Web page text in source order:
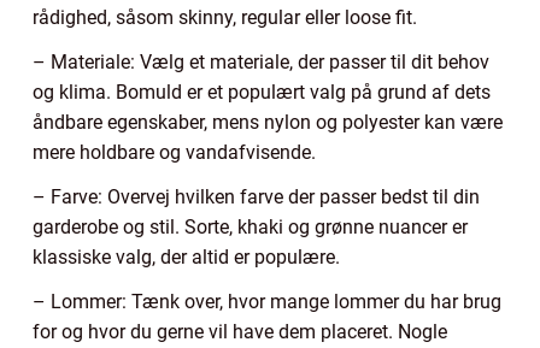
rådighed, såsom skinny, regular eller loose fit.
– Materiale: Vælg et materiale, der passer til dit behov
og klima. Bomuld er et populært valg på grund af dets
åndbare egenskaber, mens nylon og polyester kan være
mere holdbare og vandafvisende.
– Farve: Overvej hvilken farve der passer bedst til din
garderobe og stil. Sorte, khaki og grønne nuancer er
klassiske valg, der altid er populære.
– Lommer: Tænk over, hvor mange lommer du har brug
for og hvor du gerne vil have dem placeret. Nogle